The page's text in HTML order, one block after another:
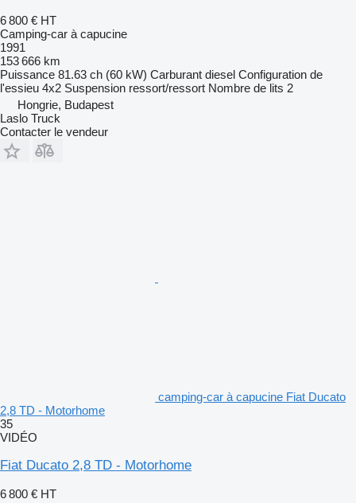
6 800 € HT
Camping-car à capucine
1991
153 666 km
Puissance 81.63 ch (60 kW) Carburant diesel Configuration de
l'essieu 4x2 Suspension ressort/ressort Nombre de lits 2
Hongrie, Budapest
Laslo Truck
Contacter le vendeur
camping-car à capucine Fiat Ducato
2,8 TD - Motorhome
35
VIDÉO
Fiat Ducato 2,8 TD - Motorhome
6 800 € HT